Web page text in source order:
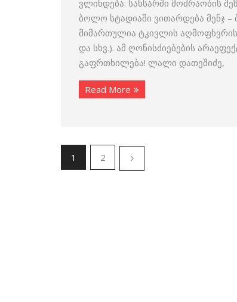
ვლინდება: სახსარში მოძრაობის
ბოლო სტადიაში ვითარდება მენჯ –
მიმართულია ტკივლის
და სხვ.). ამ ღონისძიებების
გაფრთხილება! ლალი დათეშიძე,
Read More
1 2